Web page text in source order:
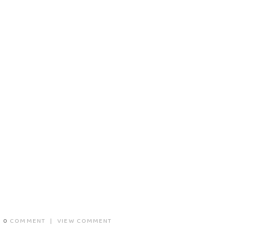
0 COMMENT | VIEW COMMENT